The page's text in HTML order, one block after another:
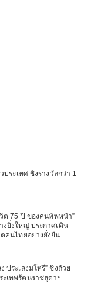
ประเทศ ชิงรางวัลกว่า 1
ต 75 ปี ของคนทัพหน้า”
งยิ่งใหญ่ ประกาศเดิน
คนไทยอย่างยั่งยืน
ประเลงมโหรี” ชิงถ้วย
ะเทพรัตนราชสุดาฯ